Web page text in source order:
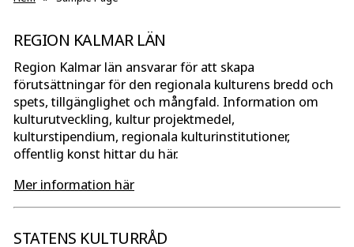
REGION KALMAR LÄN
Region Kalmar län ansvarar för att skapa
förutsättningar för den regionala kulturens bredd och
spets, tillgänglighet och mångfald. Information om
kulturutveckling, kultur projektmedel,
kulturstipendium, regionala kulturinstitutioner,
offentlig konst hittar du här.
Mer information här
STATENS KULTURRÅD